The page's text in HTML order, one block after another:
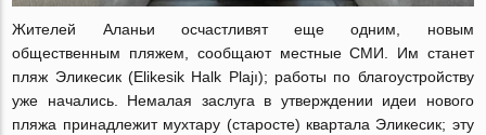
Жителей Аланьи осчастливят еще одним, новым
общественным пляжем, сообщают местные СМИ. Им станет
пляж Эликесик (Elikesik Halk Plajı); работы по благоустройству
уже начались. Немалая заслуга в утверждении идеи нового
пляжа принадлежит мухтару (старосте) квартала Эликесик; эту